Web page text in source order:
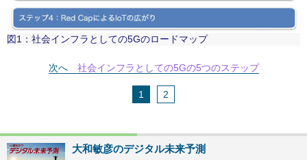
図1：社会インフラとしての5Gのロードマップ
次へ 社会インフラとしての5Gの5つのステップ
1 2
大和敏彦のデジタル未来予測